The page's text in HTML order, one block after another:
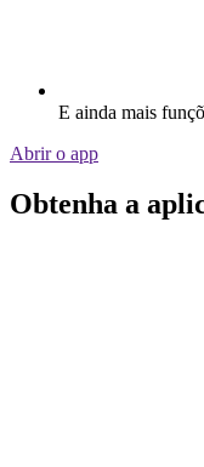
E ainda mais
Abrir o app
Obtenha a